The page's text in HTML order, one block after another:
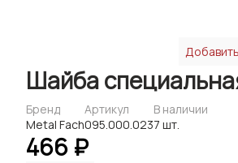
Шайба
Бренд
Metal Fach
Артикул
095.000.023
В наличии
7 шт.
466 ₽